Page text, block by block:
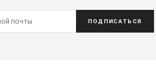
ПОДПИСАТЬСЯ